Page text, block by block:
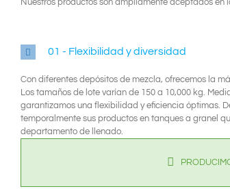
Nuestros productos son ampliamente aceptados en
01 - Flexibilidad y diversidad
Con diferentes depósitos de mezcla, ofrecemos la
Los tamaños de lote varían de 150 a 10,000 kg.
garantizamos una flexibilidad y eficiencia óptimas.
temporalmente sus productos en tanques a granel
departamento de llenado.